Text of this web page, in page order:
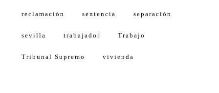
reclamación sentencia separación
sevilla trabajador Trabajo
Tribunal Supremo vivienda